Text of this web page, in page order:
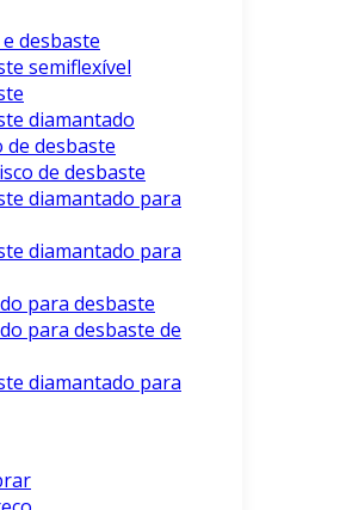
desbaste
semiflexível
diamantado
de desbaste
de desbaste
diamantado para
diamantado para
para desbaste
para desbaste de
diamantado para